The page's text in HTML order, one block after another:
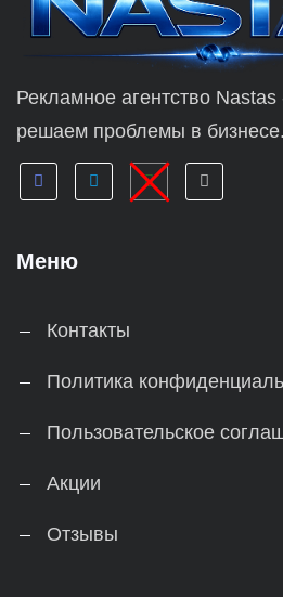
Рекламное агентство
решаем проблемы в бизнесе.
Меню
Контакты
Политика
Пользовательское
Акции
Отзывы